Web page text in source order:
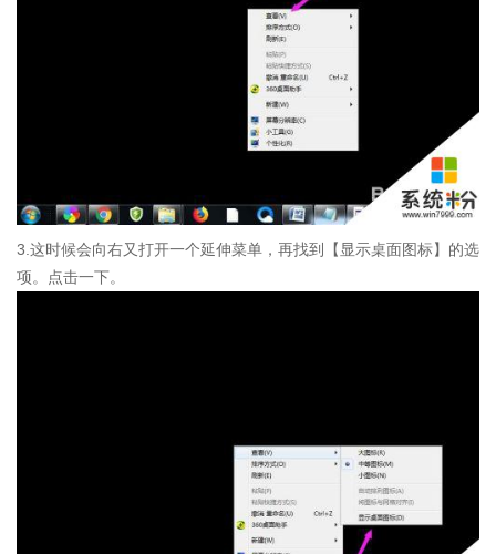
3.这时候会向右又打开一个延伸菜单，再找到【显示桌面图标】的选
项。点击一下。